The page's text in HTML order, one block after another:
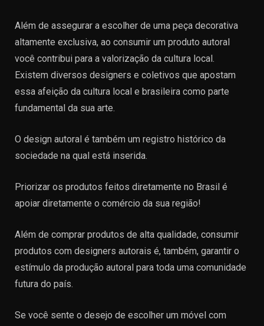
Além de assegurar a escolher de uma peça decorativa
altamente exclusiva, ao consumir um produto autoral
você contribui para a valorização da cultura local.
Existem diversos designers e coletivos que apostam
essa afeição da cultura local e brasileira como parte
fundamental da sua arte.
O design autoral é também um registro histórico da
sociedade na qual está inserida.
Priorizar os produtos feitos diretamente no Brasil é
apoiar diretamente o comércio da sua região!
Além de comprar produtos de alta qualidade, consumir
produtos com designers autorais é, também, garantir o
estímulo da produção autoral para toda uma comunidade
futura do país.
Se você sente o desejo de escolher um móvel com